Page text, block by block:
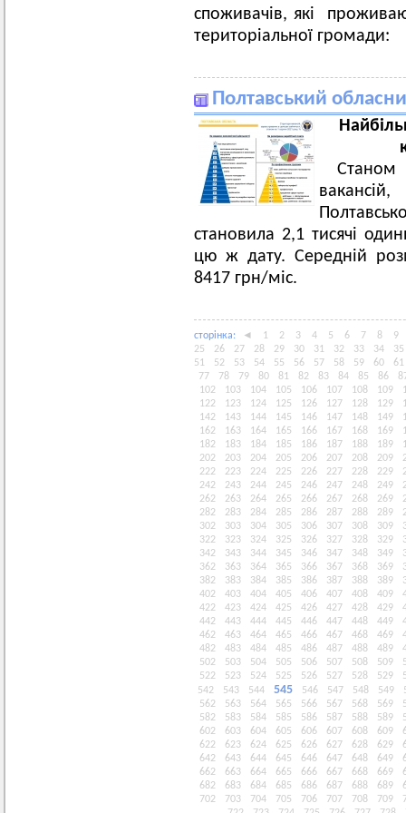
споживачів, які
територіальної громади:
Полтавський
Станом
становила 2,1 тисячі
цю ж дату. Середній
8417 грн/міс.
сторiнка: ◄ 1 2 3 4 5 6 7 8
9
25
26 27 28 29 30 31 32 33 34
35
51
52 53 54 55 56 57 58 59 60
61
77
78 79 80 81 82 83 84 85 86
102
103 104 105 106 107 108 109
122
123 124 125 126 127 128 129
142
143 144 145 146 147 148 149
162
163 164 165 166 167 168 169
182
183 184 185 186 187 188 189
202
203 204 205 206 207 208 209
222
223 224 225 226 227 228 229
242
243 244 245 246 247 248 249
262
263 264 265 266 267 268 269
282
283 284 285 286 287 288 289
302
303 304 305 306 307 308 309
322
323 324 325 326 327 328 329
342
343 344 345 346 347 348 349
362
363 364 365 366 367 368 369
382
383 384 385 386 387 388 389
402
403 404 405 406 407 408 409
422
423 424 425 426 427 428 429
442
443 444 445 446 447 448 449
462
463 464 465 466 467 468 469
482
483 484 485 486 487 488 489
502
503 504 505 506 507 508 509
522
523 524 525 526 527 528 529
542
543 544 545 546 547 548 549
562
563 564 565 566 567 568 569
582
583 584 585 586 587 588 589
602
603 604 605 606 607 608 609
622
623 624 625 626 627 628 629
642
643 644 645 646 647 648 649
662
663 664 665 666 667 668 669
682
683 684 685 686 687 688 689
702
703 704 705 706 707 708 709